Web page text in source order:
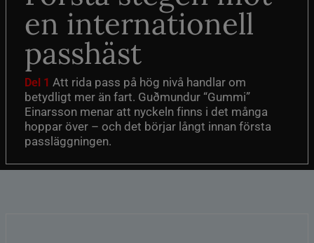
en internationell
passhäst
Del 1 Att rida pass på hög nivå handlar om
betydligt mer än fart. Guðmundur “Gummi”
Einarsson menar att nyckeln finns i det många
hoppar över – och det börjar långt innan första
passläggningen.